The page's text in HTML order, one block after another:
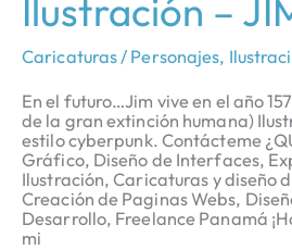
Ilustración –
Caricaturas / Personajes,
En el futuro…Jim vive en el año
de la gran extinción humana)
estilo cyberpunk. Contácteme
Gráfico, Diseño de Interfaces,
Ilustración, Caricaturas y diseño
Creación de Paginas Webs,
Desarrollo, Freelance Panamá
mi
JIM